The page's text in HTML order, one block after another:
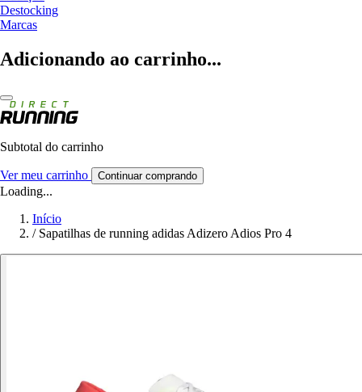
Destocking
Marcas
Adicionando ao carrinho...
Subtotal do carrinho
Ver meu carrinho Continuar comprando
Loading...
Início
/ Sapatilhas de running adidas Adizero Adios Pro 4